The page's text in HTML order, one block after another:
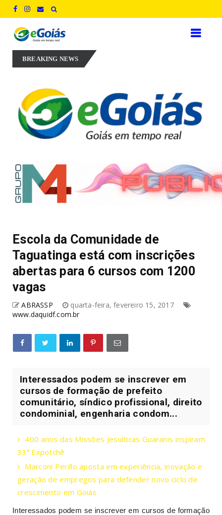
BREAKING NEWS
aposta em experiência, inovação e geração de empregos para
Escola da Comunidade de
Taguatinga está com inscrições
abertas para 6 cursos com 1200
vagas
ABRASSP
quarta-feira, fevereiro 15, 2017
www.daquidf.com.br
Interessados podem se inscrever em
cursos de formação de prefeito
comunitário, síndico profissional, direito
condominial, engenharia condom...
400 anos das Missões Jesuíticas Guaranis inspiram
33ª Expotchê
Marconi Perillo aposta em experiência, inovação e
geração de empregos para defender novo ciclo de
crescimento em Goiás
Interessados podem se inscrever em cursos de formação